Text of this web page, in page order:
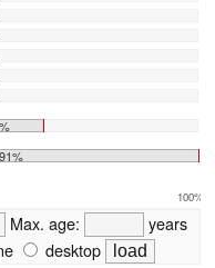
100%
Max. age:
years
desktop